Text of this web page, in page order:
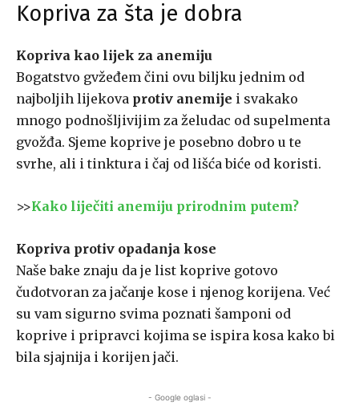
Kopriva za šta je dobra
Kopriva kao lijek za anemiju
Bogatstvo gvžeđem čini ovu biljku jednim od
najboljih lijekova protiv anemije i svakako
mnogo podnošljivijim za želudac od supelmenta
gvožđa. Sjeme koprive je posebno dobro u te
svrhe, ali i tinktura i čaj od lišća biće od koristi.
>>Kako liječiti anemiju prirodnim putem?
Kopriva protiv opadanja kose
Naše bake znaju da je list koprive gotovo
čudotvoran za jačanje kose i njenog korijena. Već
su vam sigurno svima poznati šamponi od
koprive i pripravci kojima se ispira kosa kako bi
bila sjajnija i korijen jači.
- Google oglasi -